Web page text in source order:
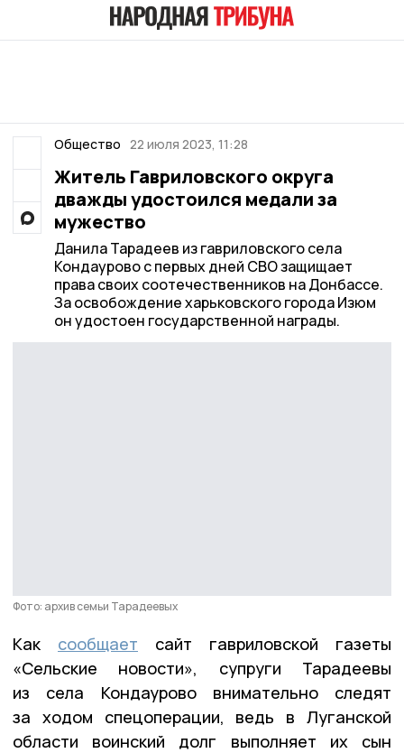
Общество 22 июля 2023, 11:28
Житель Гавриловского округа
дважды удостоился медали за
мужество
Данила Тарадеев из гавриловского села
Кондаурово с первых дней СВО защищает
права своих соотечественников на Донбассе.
За освобождение харьковского города Изюм
он удостоен государственной награды.
Фото: архив семьи Тарадеевых
Как сообщает сайт гавриловской газеты
«Сельские новости», супруги Тарадеевы
из села Кондаурово внимательно следят
за ходом спецоперации, ведь в Луганской
области воинский долг выполняет их сын